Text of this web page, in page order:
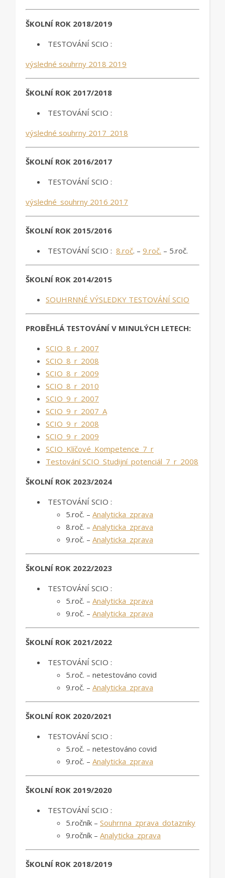
ŠKOLNÍ ROK 2018/2019
TESTOVÁNÍ SCIO :
výsledné souhrny 2018 2019
ŠKOLNÍ ROK 2017/2018
TESTOVÁNÍ SCIO :
výsledné souhrny 2017_2018
ŠKOLNÍ ROK 2016/2017
TESTOVÁNÍ SCIO :
výsledné_souhrny 2016 2017
ŠKOLNÍ ROK 2015/2016
TESTOVÁNÍ SCIO : 8.roč. – 9.roč. – 5.roč.
ŠKOLNÍ ROK 2014/2015
SOUHRNNÉ VÝSLEDKY TESTOVÁNÍ SCIO
PROBĚHLÁ TESTOVÁNÍ V MINULÝCH LETECH:
SCIO_8_r_2007
SCIO_8_r_2008
SCIO_8_r_2009
SCIO_8_r_2010
SCIO_9_r_2007
SCIO_9_r_2007_A
SCIO_9_r_2008
SCIO_9_r_2009
SCIO_Klíčové_Kompetence_7_r
Testování SCIO_Studijní_potenciál_7_r_2008
ŠKOLNÍ ROK 2023/2024
TESTOVÁNÍ SCIO :
5.roč. – Analyticka_zprava
8.roč. – Analyticka_zprava
9.roč. – Analyticka_zprava
ŠKOLNÍ ROK 2022/2023
TESTOVÁNÍ SCIO :
5.roč. – Analyticka_zprava
9.roč. – Analyticka_zprava
ŠKOLNÍ ROK 2021/2022
TESTOVÁNÍ SCIO :
5.roč. – netestováno covid
9.roč. – Analyticka_zprava
ŠKOLNÍ ROK 2020/2021
TESTOVÁNÍ SCIO :
5.roč. – netestováno covid
9.roč. – Analyticka_zprava
ŠKOLNÍ ROK 2019/2020
TESTOVÁNÍ SCIO :
5.ročník – Souhrnna_zprava_dotazniky
9.ročník – Analyticka_zprava
ŠKOLNÍ ROK 2018/2019